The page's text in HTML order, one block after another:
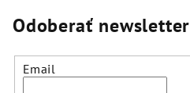
4,8
z
Odoberať newsletter
Email